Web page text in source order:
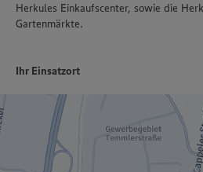
Herkules Einkaufscenter, sowie die
Gartenmärkte.
Ihr Einsatzort